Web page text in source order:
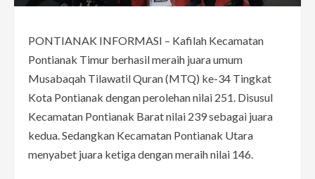
PONTIANAK INFORMASI – Kafilah Kecamatan
Pontianak Timur berhasil meraih juara umum
Musabaqah Tilawatil Quran (MTQ) ke-34 Tingkat
Kota Pontianak dengan perolehan nilai 251. Disusul
Kecamatan Pontianak Barat nilai 239 sebagai juara
kedua. Sedangkan Kecamatan Pontianak Utara
menyabet juara ketiga dengan meraih nilai 146.